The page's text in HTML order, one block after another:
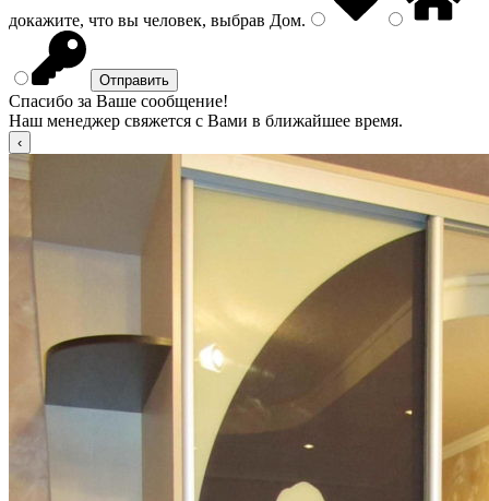
докажите, что вы человек, выбрав Дом.
Спасибо за Ваше сообщение!
Наш менеджер свяжется с Вами в ближайшее время.